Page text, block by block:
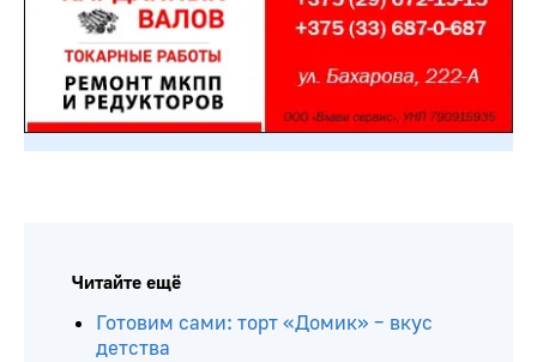
Читайте ещё
Готовим сами: торт «Домик» – вкус
детства